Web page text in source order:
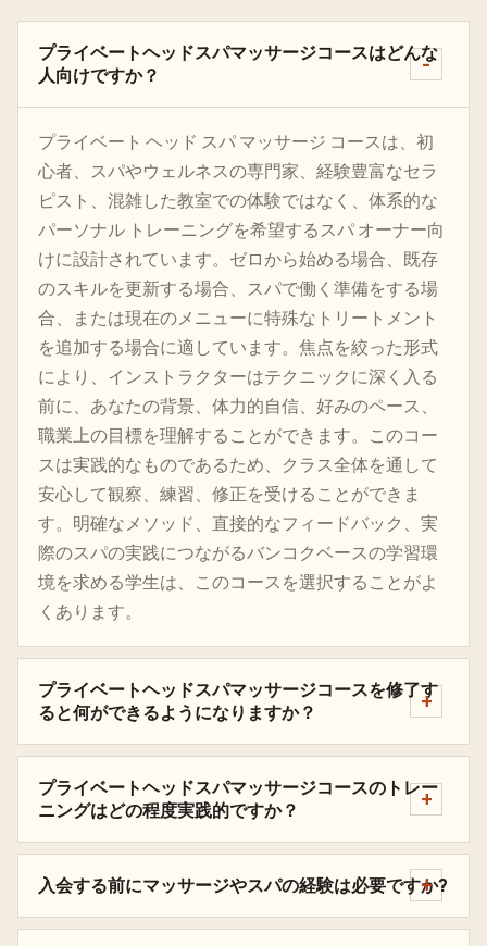
プライベートヘッドスパマッサージコースはどんな
人向けですか？
プライベート ヘッド スパ マッサージ コースは、初
心者、スパやウェルネスの専門家、経験豊富なセラ
ピスト、混雑した教室での体験ではなく、体系的な
パーソナル トレーニングを希望するスパ オーナー向
けに設計されています。ゼロから始める場合、既存
のスキルを更新する場合、スパで働く準備をする場
合、または現在のメニューに特殊なトリートメント
を追加する場合に適しています。焦点を絞った形式
により、インストラクターはテクニックに深く入る
前に、あなたの背景、体力的自信、好みのペース、
職業上の目標を理解することができます。このコー
スは実践的なものであるため、クラス全体を通して
安心して観察、練習、修正を受けることができま
す。明確なメソッド、直接的なフィードバック、実
際のスパの実践につながるバンコクベースの学習環
境を求める学生は、このコースを選択することがよ
くあります。
プライベートヘッドスパマッサージコースを修了す
ると何ができるようになりますか？
プライベートヘッドスパマッサージコースのトレー
ニングはどの程度実践的ですか？
入会する前にマッサージやスパの経験は必要ですか?